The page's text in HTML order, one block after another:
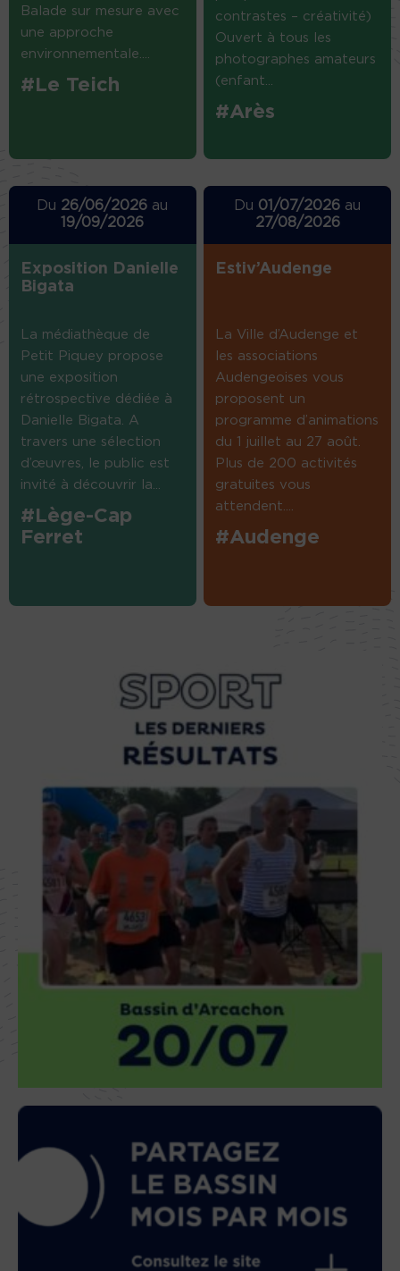
Balade sur mesure avec
une approche
environnementale....
#Le Teich
contrastes – créativité)
Ouvert à tous les
photographes amateurs
(enfant...
#Arès
Du 26/06/2026 au
19/09/2026
Exposition Danielle
Bigata
La médiathèque de
Petit Piquey propose
une exposition
rétrospective dédiée à
Danielle Bigata. A
travers une sélection
d’œuvres, le public est
invité à découvrir la...
#Lège-Cap
Ferret
Du 01/07/2026 au
27/08/2026
Estiv’Audenge
La Ville d’Audenge et
les associations
Audengeoises vous
proposent un
programme d’animations
du 1 juillet au 27 août.
Plus de 200 activités
gratuites vous
attendent....
#Audenge